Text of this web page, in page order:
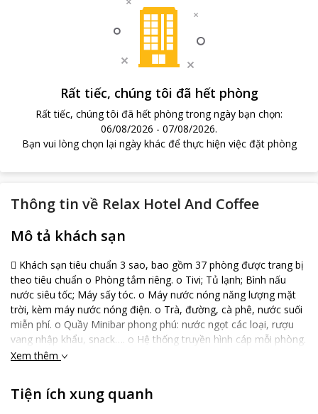
Rất tiếc, chúng tôi đã hết phòng
Rất tiếc, chúng tôi đã hết phòng trong ngày bạn chọn:
06/08/2026 - 07/08/2026.
Bạn vui lòng chọn lại ngày khác để thực hiện việc đặt phòng
Thông tin về Relax Hotel And Coffee
Mô tả khách sạn
 Khách sạn tiêu chuẩn 3 sao, bao gồm 37 phòng được trang bị
theo tiêu chuẩn o Phòng tắm riêng. o Tivi; Tủ lạnh; Bình nấu
nước siêu tốc; Máy sấy tóc. o Máy nước nóng năng lượng mặt
trời, kèm máy nước nóng điện. o Trà, đường, cà phê, nước suối
miễn phí. o Quầy Minibar phong phú: nước ngọt các loại, rượu
vang nhập khẩu, snack…. o Hệ thống truyền hình cáp mỗi phòng.
o Kết nối Internet không dây. o Các phòng ở đều có cửa sổ/ ban
rãi.  Bãi đậu xe an toàn.  Xe điện phục vụ khách miễn phí. 
Xem thêm
Tiện ích xung quanh